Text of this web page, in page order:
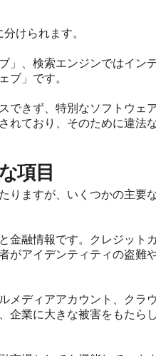
けられます。
」、検索エンジンではイ
ブ」です。
きず、特別なソフトウェ
ており、そのために違法
項目
ますが、いくつかの主要
金融情報です。クレジット
がアイデンティティの盗難
メディアアカウント、ク
企業に大きな被害をもたらし